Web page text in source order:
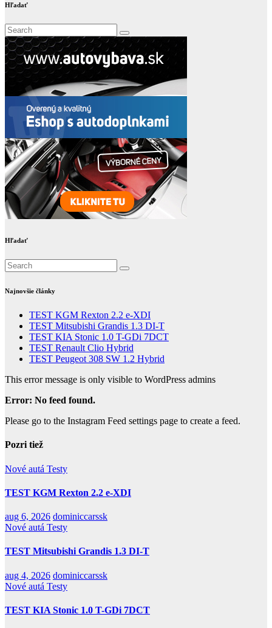
Hľadať
Hľadať
Najnovšie články
TEST KGM Rexton 2.2 e-XDI
TEST Mitsubishi Grandis 1.3 DI-T
TEST KIA Stonic 1.0 T-GDi 7DCT
TEST Renault Clio Hybrid
TEST Peugeot 308 SW 1.2 Hybrid
This error message is only visible to WordPress admins
Error: No feed found.
Please go to the Instagram Feed settings page to create a feed.
Pozri tiež
Nové autá Testy
TEST KGM Rexton 2.2 e-XDI
aug 6, 2026 dominiccarssk
Nové autá Testy
TEST Mitsubishi Grandis 1.3 DI-T
aug 4, 2026 dominiccarssk
Nové autá Testy
TEST KIA Stonic 1.0 T-GDi 7DCT